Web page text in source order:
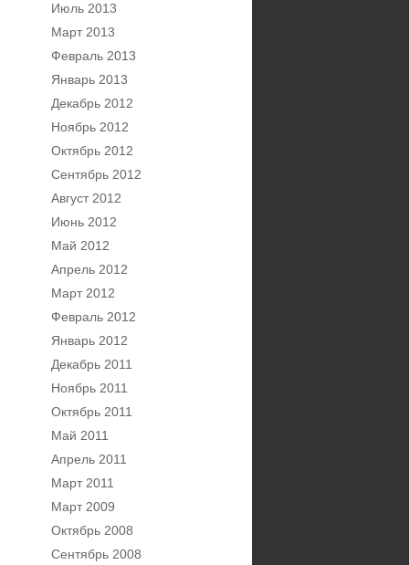
Июль 2013
Март 2013
Февраль 2013
Январь 2013
Декабрь 2012
Ноябрь 2012
Октябрь 2012
Сентябрь 2012
Август 2012
Июнь 2012
Май 2012
Апрель 2012
Март 2012
Февраль 2012
Январь 2012
Декабрь 2011
Ноябрь 2011
Октябрь 2011
Май 2011
Апрель 2011
Март 2011
Март 2009
Октябрь 2008
Сентябрь 2008